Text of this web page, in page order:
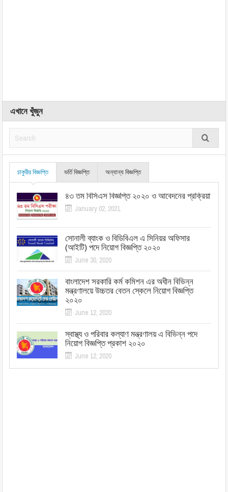
এখানে খুঁজুন
চাকুরীর বিজ্ঞপ্তি ভর্তি বিজ্ঞপ্তি অন্যান্য বিজ্ঞপ্তি
৪৩ তম বিসিএস বিজ্ঞপ্তি ২০২০ ও আবেদনের প্রক্রিয়া
January 02, 2021
সোনালী ব্যাংক ও বিডিবিএল এ সিনিয়র অফিসার
(আইটি) পদে নিয়োগ বিজ্ঞপ্তি ২০২০
June 30, 2020
বাংলাদেশ সরকারি কর্ম কমিশন এর অধীন বিভিন্ন
মন্ত্রণালয়ে উচ্চতর বেতন স্কেলে নিয়োগ বিজ্ঞপ্তি
২০২০
June 12, 2020
স্বাস্থ্য ও পরিবার কল্যাণ মন্ত্রণালয় এ বিভিন্ন পদে
নিয়োগ বিজ্ঞপ্তি প্রকাশ ২০২০
June 12, 2020